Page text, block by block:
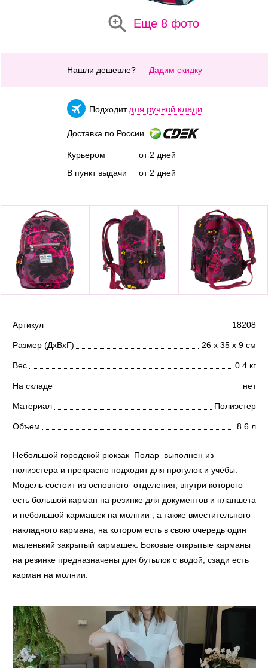
Еще 8 фото
Нашли дешевле? — Дадим скидку
Подходит для ручной клади
Доставка по России
Курьером
В пункт выдачи
от 2 дней
от 2 дней
Артикул 18208
Размер (ДхВхГ) 26 х 35 х 9 см
Вес 0.4 кг
На складе нет
Материал Полиэстер
Объем 8.6 л
Небольшой городской рюкзак Полар выполнен из
полиэстера и прекрасно подходит для прогулок и учёбы.
Модель состоит из основного отделения, внутри которого
есть большой карман на резинке для документов и планшета
и небольшой кармашек на молнии , а также вместительного
накладного кармана, на котором есть в свою очередь один
маленький закрытый кармашек. Боковые открытые карманы
на резинке предназначены для бутылок с водой, сзади есть
карман на молнии.